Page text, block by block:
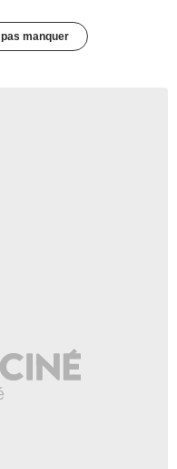
manquer